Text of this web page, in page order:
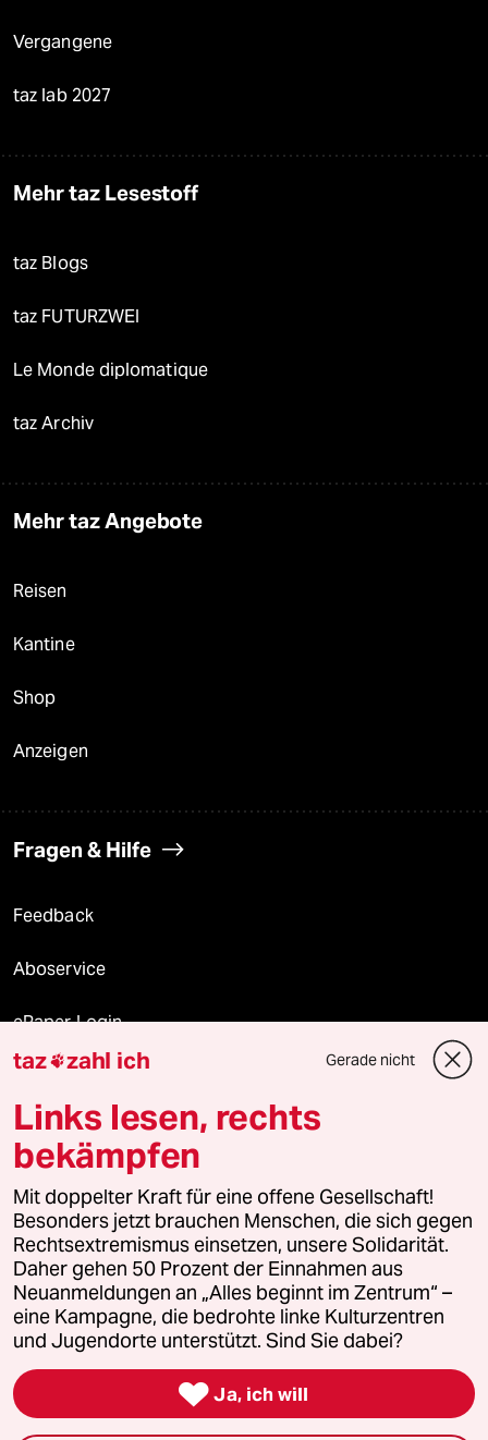
Vergangene
taz lab 2027
Mehr taz Lesestoff
taz Blogs
taz FUTURZWEI
Le Monde diplomatique
taz Archiv
Mehr taz Angebote
Reisen
Kantine
Shop
Anzeigen
Fragen & Hilfe
Feedback
Aboservice
ePaper Login
Downloads für Abonnierende
© 2026 taz Verlags und Vertriebs GmbH
Alle Rechte vorbehalten. Bei rechtlichen Fragen oder für Genehmigungen
wenden Sie sich bitte an
lizenzen@taz.de
Feedback Redaktionsstatut Kommune-Richtlinien
Leitlinie Informant Datenschutz Impressum AGB
Seitenwende Einwilligungen widerrufen (Ads)
taz zahl ich Gerade nicht
Links lesen, rechts
bekämpfen
Mit doppelter Kraft für eine offene Gesellschaft!
Besonders jetzt brauchen Menschen, die sich gegen
Rechtsextremismus einsetzen, unsere Solidarität.
Daher gehen 50 Prozent der Einnahmen aus
Neuanmeldungen an „Alles beginnt im Zentrum“ –
eine Kampagne, die bedrohte linke Kulturzentren
und Jugendorte unterstützt. Sind Sie dabei?
 Ja, ich will